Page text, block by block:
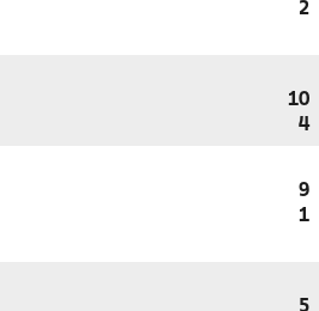
2
10
4
9
1
5